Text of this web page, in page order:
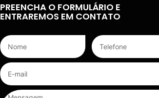
PREENCHA O FORMULÁRIO E
ENTRAREMOS EM CONTATO